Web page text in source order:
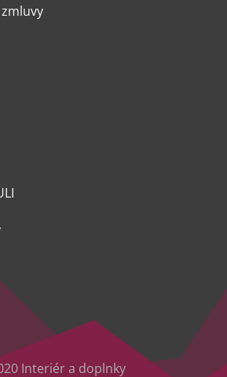
Interiér a doplnky